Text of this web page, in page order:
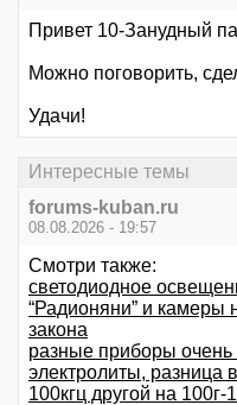
Привет 10-Занудный
Можно поговорить,
Удачи!
Интересные темы
forums-kuban.ru
08.08.2026 - 19:57
Смотри также:
светодиодное
“Радионяни” и камеры
закона
разные приборы
электролиты, разница
100кгц другой на 100г-